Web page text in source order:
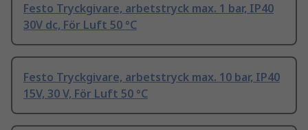
Festo Tryckgivare, arbetstryck max. 1 bar, IP40
30V dc, För Luft 50 °C
Festo Tryckgivare, arbetstryck max. 10 bar, IP40
15V, 30 V, För Luft 50 °C